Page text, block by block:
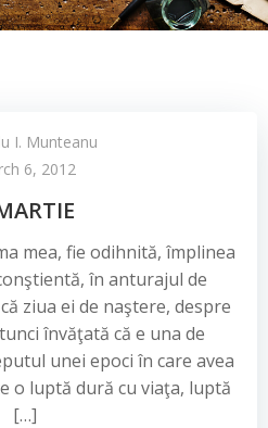
I. Munteanu
6, 2012
mea, fie odihnită, împlinea
în anturajul de
ziua ei de naştere, despre
învăţată că e una de
unei epoci în care avea
o luptă dură cu viaţa, luptă
[…]